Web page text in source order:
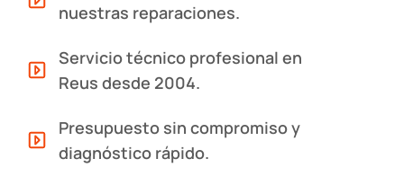
nuestras reparaciones.
Servicio técnico profesional en
Reus desde 2004.
Presupuesto sin compromiso y
diagnóstico rápido.